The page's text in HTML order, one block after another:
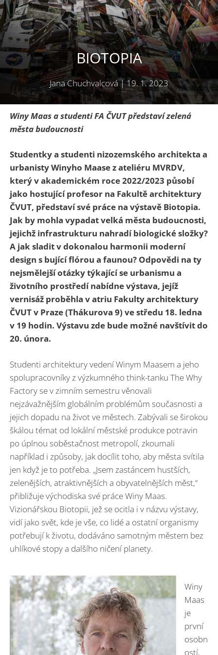
BIOTOPIA
Jana Chuchvalcová|19. 1. 2023
Winy Maas a studenti FA ČVUT představí zelená
města budoucnosti
Studentky a studenti nizozemského architekta a
urbanisty Winyho Maase z ateliéru MVRDV,
který v akademickém roce 2022/2023 působí
jako hostující profesor na Fakultě architektury
ČVUT, představí své práce na výstavě Biotopia.
Jak by mohla vypadat velká města budoucnosti,
jejichž infrastrukturu nahradí biologické složky?
A jak sladit v dokonalou harmonii moderní
design s bující flórou a faunou? Odpovědi na ty
nejsmělejší otázky týkající se urbanismu a
životního prostředí nabídne výstava, jejíž
vernisáž proběhla v atriu Fakulty architektury
ČVUT v Praze (Thákurova 9) ve středu 18. ledna
v 19 hodin. Výstavu zde bude možné navštívit do
20. února.
Studenti architektury vedení Winym Maasem a jeho
spolupracovníky z výzkumného think-tanku The Why
Factory se v zimním semestru věnovali
nejzávažnějším globálním problémům současnosti a
jejich dopadu na život ve městech. Zabývali se širokou
škálou témat od lokální městské produkce potravin
po úplnou soběstačnost metropolí, zkoumali
například i způsoby, jak docílit toho, aby města svítila
jen když je to potřeba. „Jsem zastáncem hustších,
zelenějších, atraktivnějších a obyvatelnějších měst,“
přibližuje východiska své práce Winy Maas.
Vizionářskou Biotopii, jež se ocitla i v názvu výstavy,
vidí jako svět, kde je vše, co lidé a ostatní organismy
potřebují k životu, dodáváno samotným městem bez
uhlíkové stopy a dalšího ničení planety.
Winy
Maas
je
první
osobn
ostí,